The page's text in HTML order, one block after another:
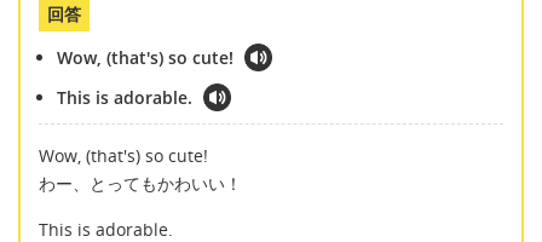
回答
Wow, (that's) so cute!
This is adorable.
Wow, (that's) so cute!
わー、とってもかわいい！
This is adorable.